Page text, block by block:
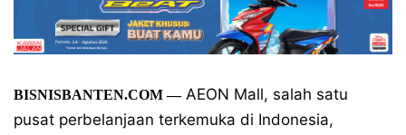
BISNISBANTEN.COM—AEON Mall, salah satu
pusat perbelanjaan terkemuka di Indonesia,